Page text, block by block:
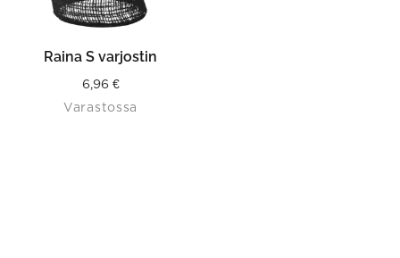
Raina S varjostin
6,96 €
Varastossa